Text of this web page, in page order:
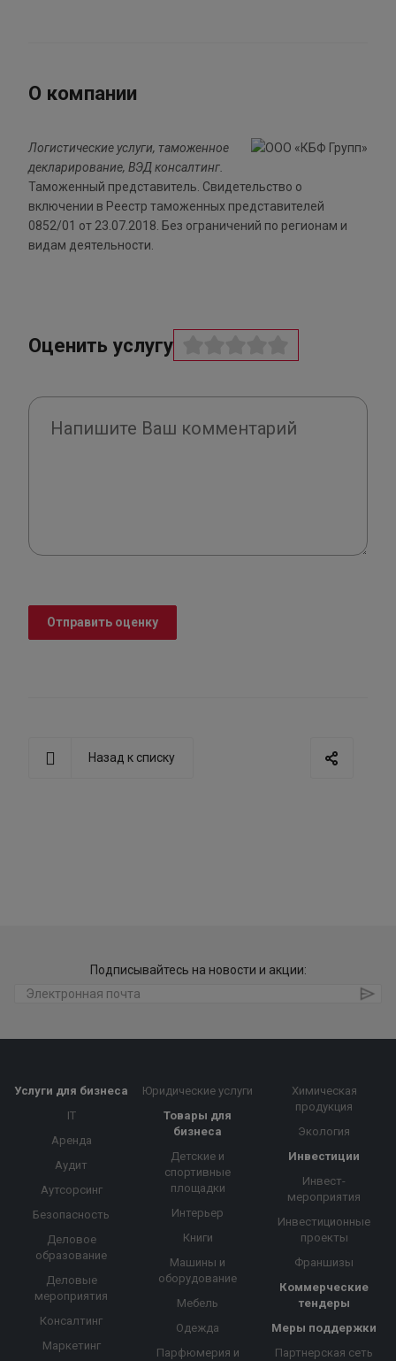
О компании
Логистические услуги, таможенное
декларирование, ВЭД консалтинг.
Таможенный представитель. Свидетельство о
включении в Реестр таможенных представителей
0852/01 от 23.07.2018. Без ограничений по регионам и
видам деятельности.
Оценить услугу
Отправить оценку
Назад к списку
Подписывайтесь на новости и акции:
Услуги для бизнеса
IT
Аренда
Аудит
Аутсорсинг
Безопасность
Деловое
образование
Деловые
мероприятия
Консалтинг
Маркетинг
Юридические услуги
Товары для
бизнеса
Детские и
спортивные
площадки
Интерьер
Книги
Машины и
оборудование
Мебель
Одежда
Парфюмерия и
Химическая
продукция
Экология
Инвестиции
Инвест-
мероприятия
Инвестиционные
проекты
Франшизы
Коммерческие
тендеры
Меры поддержки
Партнерская сеть